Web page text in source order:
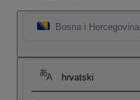
Bosna i Hercegovina
hrvatski